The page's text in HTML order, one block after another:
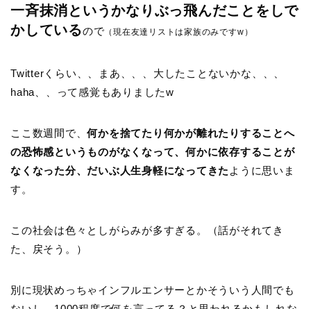
一斉抹消というかなりぶっ飛んだことをしで
かしているので （現在友達リストは家族のみですw）
Twitterくらい、、まあ、、、大したことないかな、、、
haha、、って感覚もありましたw
ここ数週間で、何かを捨てたり何かが離れたりすることへ
の恐怖感というものがなくなって、何かに依存することが
なくなった分、だいぶ人生身軽になってきた ように思いま
す。
この社会は色々としがらみが多すぎる。（話がそれてき
た、戻そう。）
別に現状めっちゃインフルエンサーとかそういう人間でも